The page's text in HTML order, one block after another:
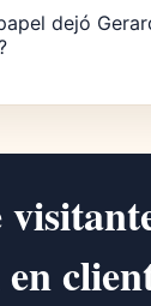
dejó